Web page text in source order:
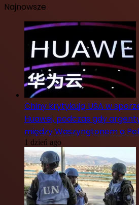
Najnowsze
Chiny krytykują USA w
Huawei, podczas gdy
między Waszyngtonem a
1 dzień ago